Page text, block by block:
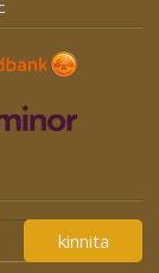
kinnita